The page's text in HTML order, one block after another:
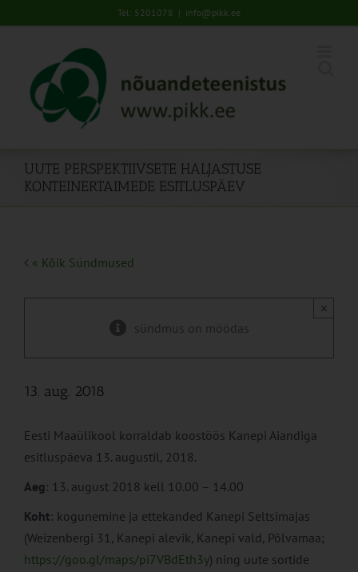
to
Tel: 5201078 | info@pikk.ee
UUTE PERSPEKTIIVSETE HALJASTUSE
KONTEINERTAIMEDE ESITLUSPÄEV
« Kõik Sündmused
sündmus on möödas
×
13. aug. 2018
Eesti Maaülikool korraldab koostöös Kanepi Aiandiga
esitluspäeva 13. augustil, 2018.
Aeg: 13. august 2018 kell 10.00 – 14.00
Koht: kogunemine ja ettekanded Kanepi Seltsimajas
(Weizenbergi 31, Kanepi alevik, Kanepi vald, Põlvamaa;
https://goo.gl/maps/pi7VBdEth3y) ning uute sortide